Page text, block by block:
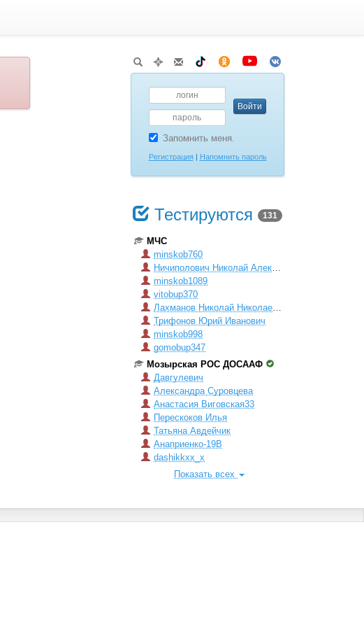
Запомнить меня.
Регистрация| Напомнить пароль
Тестируются 131
МЧС
minskob760
Ничиполович Николай Александрович
minskob1089
vitobup370
Лахманов Николай Николаевич
Трифонов Юрий Иванович
minskob998
gomobup347
Мозырская РОС ДОСААФ
Давгулевич
Александра Суровцева
Анастасия Виговская33
Перескоков Илья
Татьяна Авдейчик
Aнаприенко-19В
dashikkxx_x
Показать всех